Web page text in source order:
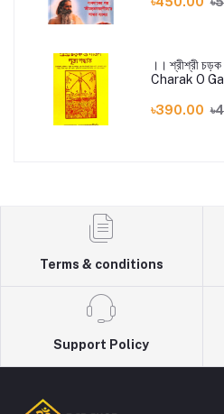
।। শ্রীশ্রী
Charak O
৳390.00
Terms & conditions
Support Policy